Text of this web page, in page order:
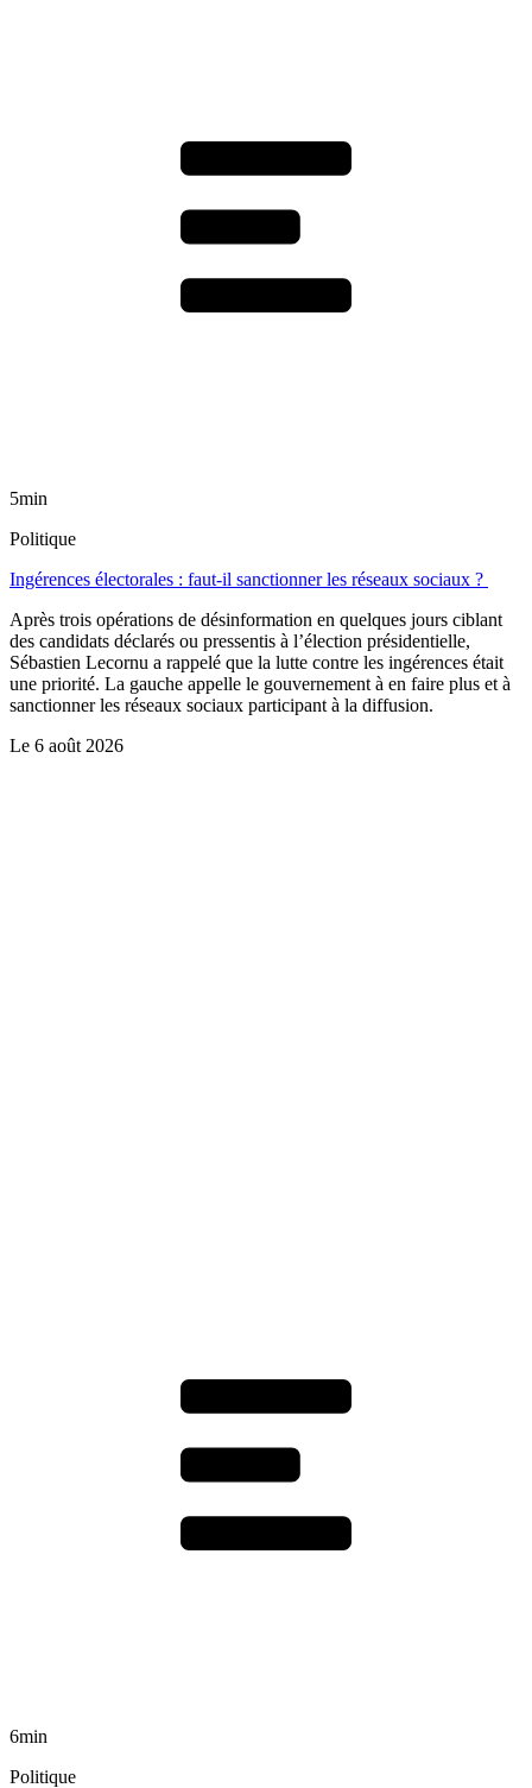
5min
Politique
Ingérences électorales : faut-il sanctionner les réseaux sociaux ?
Après trois opérations de désinformation en quelques jours ciblant
des candidats déclarés ou pressentis à l’élection présidentielle,
Sébastien Lecornu a rappelé que la lutte contre les ingérences était
une priorité. La gauche appelle le gouvernement à en faire plus et à
sanctionner les réseaux sociaux participant à la diffusion.
Le 6 août 2026
6min
Politique